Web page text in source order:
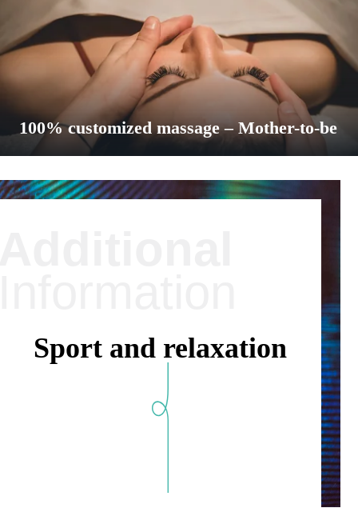
1h — €210
BOOK
100% customized massage – Mother-to-be
bubble of well-being tailored to your needs and desires thanks
Sport and relaxation